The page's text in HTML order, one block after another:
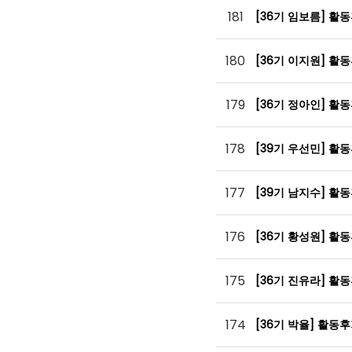
181 [36기 임보름] 활
180 [36기 이지원] 활
179 [36기 정아인] 활
178 [39기 우선민] 활
177 [39기 남지수] 활
176 [36기 황성원] 활
175 [36기 진유라] 활
174 [36기 박율] 활동